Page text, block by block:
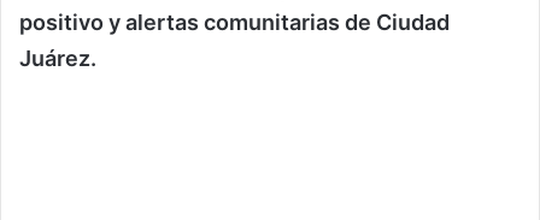
positivo y alertas comunitarias de Ciudad
Juárez.